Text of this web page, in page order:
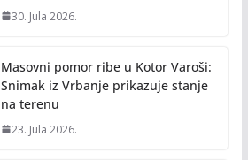
30. Jula 2026.
Masovni pomor ribe u Kotor Varoši:
Snimak iz Vrbanje prikazuje stanje
na terenu
23. Jula 2026.